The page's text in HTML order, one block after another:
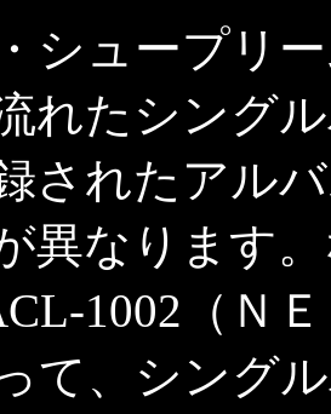
シュープリ
れたシング
されたアル
異なります
1002（Ｎ
て、シング